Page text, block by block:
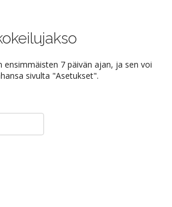
ensimmäisten 7 päivän ajan, ja sen voi
sivulta "Asetukset".